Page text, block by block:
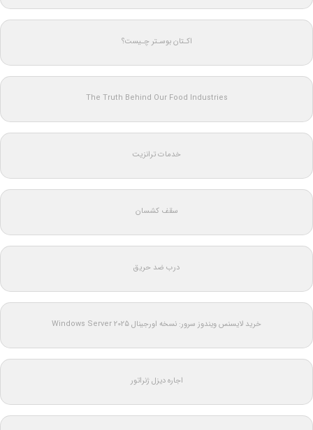
اکـتان بوسـتر چـیست؟
The Truth Behind Our Food Industries
خدمات ترانزیت
سقف کشسان
درب ضد حریق
خرید لایسنس ویندوز سرور: نسخه اورجینال Windows Server 2025
اجاره دیزل ژنراتور